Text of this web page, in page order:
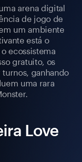
arena digital
de jogo de
um ambiente
está o
ecossistema
gratuito, os
ganhando
uma rara
Love